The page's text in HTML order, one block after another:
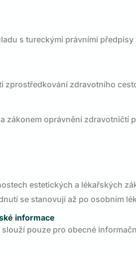
s tureckými právními
zprostředkování zdravotního
zákonem oprávnění
estetických a lékařských
se stanovují až po osobním
informace
pouze pro obecné